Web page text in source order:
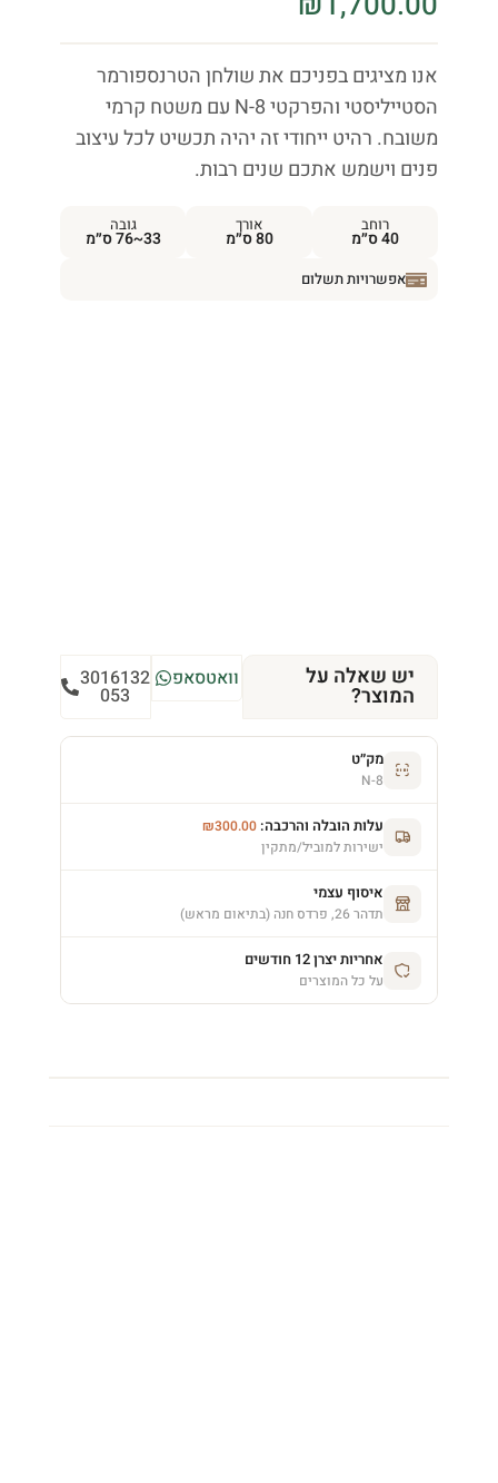
אנו מציגים בפניכם את שולחן הטרנספורמר
הסטייליסטי והפרקטי N-8 עם משטח קרמי
משובח. רהיט ייחודי זה יהיה תכשיט לכל עיצוב
פנים וישמש אתכם שנים רבות.
רוחב
40 ס״מ
אורך
80 ס״מ
גובה
33~76 ס״מ
אפשרויות תשלום
יש שאלה על
המוצר?
וואטסאפ 3016132
053
מק״ט
N-8
עלות הובלה והרכבה: ₪300.00
ישירות למוביל/מתקין
איסוף עצמי
תדהר 26, פרדס חנה (בתיאום מראש)
אחריות יצרן 12 חודשים
על כל המוצרים